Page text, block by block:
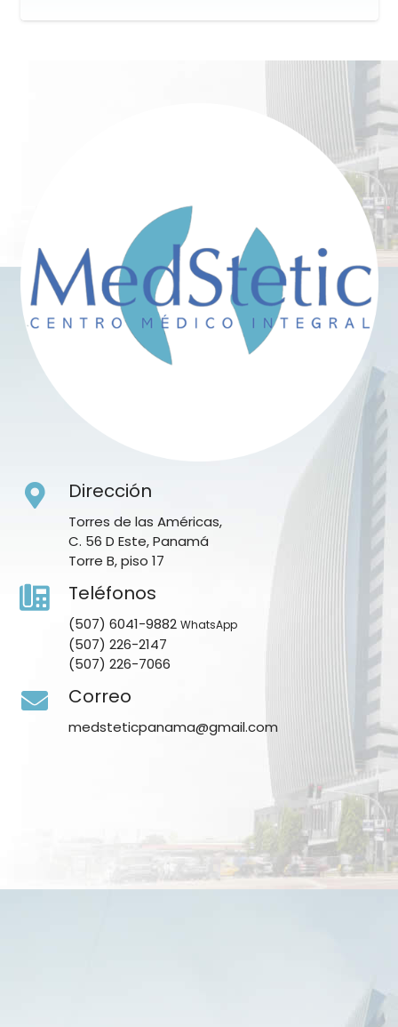
Dirección
Torres de las Américas,
C. 56 D Este, Panamá
Torre B, piso 17
Teléfonos
(507) 6041-9882 WhatsApp
(507) 226-2147
(507) 226-7066
Correo
medsteticpanama@gmail.com